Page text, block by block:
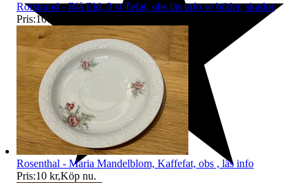
Rörstrand - Blå Eld, 3 st Tefat, obs läs info se bilder, skador
Pris:100 kr
Rosenthal - Maria Mandelblom, Kaffefat, obs , läs info
Pris:10 kr,Köp nu.